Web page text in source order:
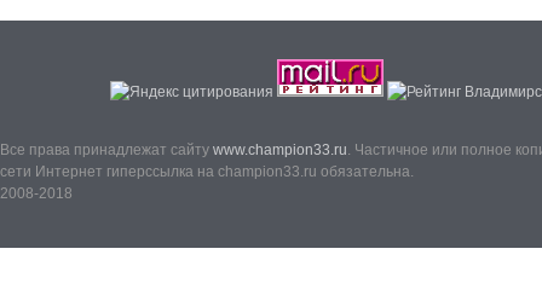
Все права принадлежат сайту www.champion33.ru. Частичное или полное
сети Интернет гиперссылка на champion33.ru обязательна.
2008-2018